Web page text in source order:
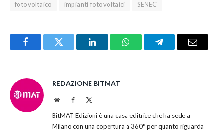
fotovoltaico impianti fotovoltaici SENEC
FacebookTwitter LinkedInWhatsAppTelegramEmail
REDAZIONE BITMAT
WebsiteFacebook
BitMAT Edizioni è una casa editrice che ha sede a
Milano con una copertura a 360° per quanto riguarda